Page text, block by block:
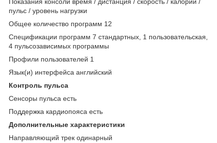
пульс / уровень нагрузки
Общее количество программ 12
Спецификации программ 7 стандартных, 1 пользовательская,
4 пульсозависимых программы
Профили пользователей 1
Язык(и) интерфейса английский
Контроль пульса
Сенсоры пульса есть
Поддержка кардиопояса есть
Дополнительные xарактеристики
Направляющий трек одинарный